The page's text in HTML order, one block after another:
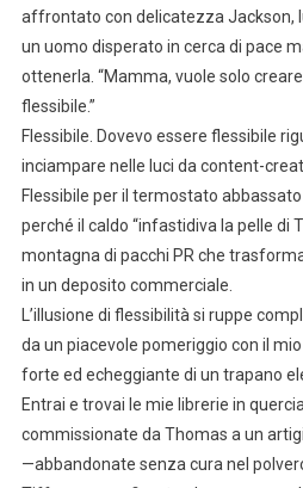
affrontato con delicatezza Jackson,
un uomo disperato in cerca di pace
ottenerla. “Mamma, vuole solo
flessibile.”
Flessibile. Dovevo essere flessibile
inciampare nelle luci da content-
Flessibile per il termostato
perché il caldo “infastidiva la pelle di
montagna di pacchi PR che
in un deposito commerciale.
L’illusione di flessibilità si ruppe
da un piacevole pomeriggio con il
forte ed echeggiante di un trapano
Entrai e trovai le mie librerie in
commissionate da Thomas a un
—abbandonate senza cura nel